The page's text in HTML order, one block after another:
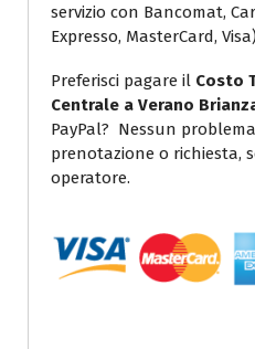
servizio con Bancomat,
Expresso, MasterCard,
Preferisci pagare il Costo
Centrale a Verano
PayPal? Nessun
prenotazione o richiesta,
operatore.